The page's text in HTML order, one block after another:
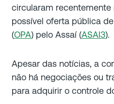
circularam
possível oferta pública
(OPA) pelo Assaí (ASAI3).
Apesar das notícias, a
não há negociações ou
para adquirir o controle